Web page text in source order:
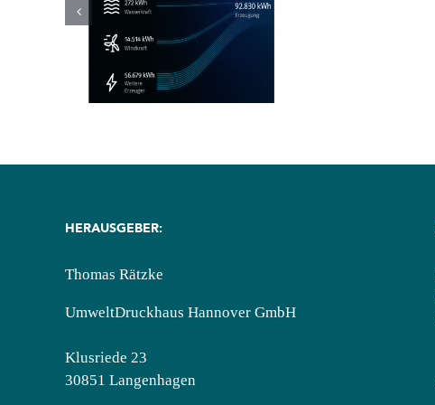
HERAUSGEBER:
Thomas Rätzke
UmweltDruckhaus Hannover GmbH
Klusriede 23
30851 Langenhagen